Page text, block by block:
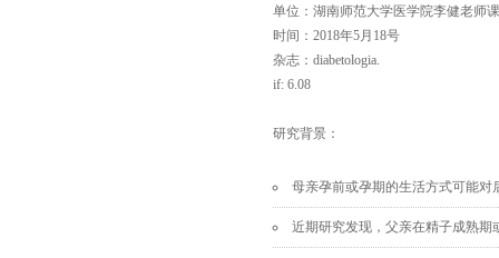
单位：湖南师范大学医学院李健老师
时间：2018年5月18号
杂志：diabetologia.
if: 6.08
研究背景：
母亲孕前或孕期的生活方式可能
近期研究发现，父亲在精子成熟